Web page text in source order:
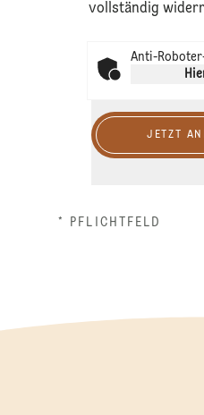
vollständig
Anti-
JETZT
* PFLICHTFELD